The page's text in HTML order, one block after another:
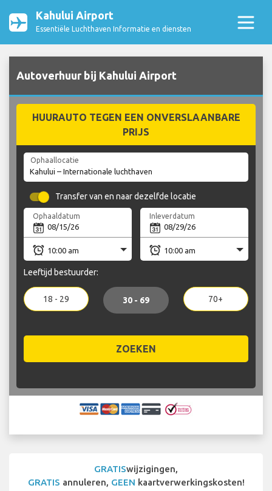
Kahului Airport
Essentiële Luchthaven Informatie en diensten
Autoverhuur bij Kahului Airport
HUURAUTO TEGEN EEN ONVERSLAANBARE
PRIJS
Ophaallocatie
Transfer van en naar dezelfde locatie
Ophaaldatum Inleverdatum
Leeftijd bestuurder:
18 - 29 30 - 69 70+
ZOEKEN
GRATISwijzigingen,
GRATIS annuleren, GEEN kaartverwerkingskosten!